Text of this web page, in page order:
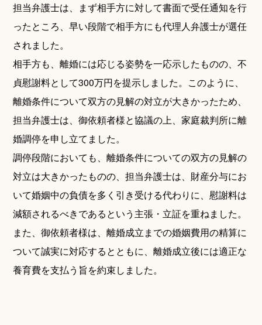
担当弁護士は、まず相手方に対して書面で受任通知を行
ったところ、早い段階で相手方にも代理人弁護士が選任
されました。
相手方も、離婚には応じる姿勢を一応示したものの、不
貞慰謝料として300万円を提示しました。このように、
離婚条件について双方の見解の対立が大きかったため、
担当弁護士は、御依頼者様と協議の上、家庭裁判所に離
婚調停を申し立てました。
調停段階においても、離婚条件についての双方の見解の
対立は大きかったものの、担当弁護士は、財産分与にお
いて婚姻中の負債を多く引き受ける代わりに、慰謝料は
減額されるべきであるという主張・立証を重ねました。
また、御依頼者様は、離婚成立までの婚姻費用の精算に
ついて誠実に対応するとともに、離婚成立後には適正な
養育費を支払う旨を約束しました。